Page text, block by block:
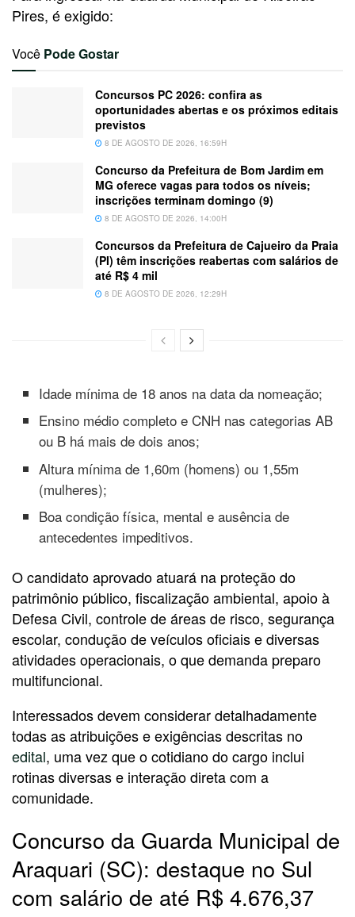
Pires, é exigido:
Você Pode Gostar
Concursos PC 2026: confira as
oportunidades abertas e os próximos editais
previstos
8 DE AGOSTO DE 2026, 16:59H
Concurso da Prefeitura de Bom Jardim em
MG oferece vagas para todos os níveis;
inscrições terminam domingo (9)
8 DE AGOSTO DE 2026, 14:00H
Concursos da Prefeitura de Cajueiro da Praia
(PI) têm inscrições reabertas com salários de
até R$ 4 mil
8 DE AGOSTO DE 2026, 12:29H
Idade mínima de 18 anos na data da nomeação;
Ensino médio completo e CNH nas categorias AB
ou B há mais de dois anos;
Altura mínima de 1,60m (homens) ou 1,55m
(mulheres);
Boa condição física, mental e ausência de
antecedentes impeditivos.
O candidato aprovado atuará na proteção do
patrimônio público, fiscalização ambiental, apoio à
Defesa Civil, controle de áreas de risco, segurança
escolar, condução de veículos oficiais e diversas
atividades operacionais, o que demanda preparo
multifuncional.
Interessados devem considerar detalhadamente
todas as atribuições e exigências descritas no
edital, uma vez que o cotidiano do cargo inclui
rotinas diversas e interação direta com a
comunidade.
Concurso da Guarda Municipal de
Araquari (SC): destaque no Sul
com salário de até R$ 4.676,37